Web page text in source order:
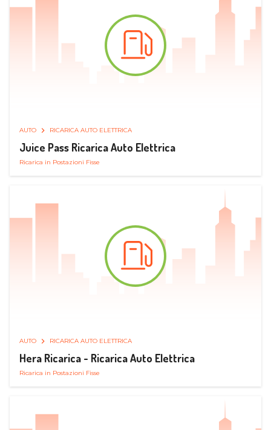
AUTO RICARICA AUTO ELETTRICA
Juice Pass Ricarica Auto Elettrica
Ricarica in Postazioni Fisse
AUTO RICARICA AUTO ELETTRICA
Hera Ricarica - Ricarica Auto Elettrica
Ricarica in Postazioni Fisse